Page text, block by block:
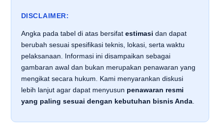
DISCLAIMER:
Angka pada tabel di atas bersifat estimasi dan dapat
berubah sesuai spesifikasi teknis, lokasi, serta waktu
pelaksanaan. Informasi ini disampaikan sebagai
gambaran awal dan bukan merupakan penawaran yang
mengikat secara hukum. Kami menyarankan diskusi
lebih lanjut agar dapat menyusun penawaran resmi
yang paling sesuai dengan kebutuhan bisnis Anda.